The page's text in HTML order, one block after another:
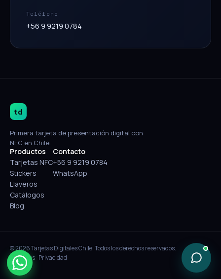
Teléfono
+56 9 9219 0784
td
Primera tarjeta de presentación digital con
NFC en Chile.
Productos
Tarjetas NFC
Stickers
Llaveros
Catálogos
Blog
Contacto
+56 9 9219 0784
WhatsApp
© 2026 Tarjetas Digitales Chile. Todos los derechos reservados.
Términos· Privacidad